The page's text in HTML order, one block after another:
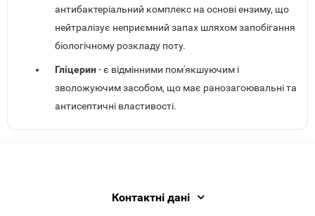
антибактеріальний комплекс на основі ензиму, що
нейтралізує неприємний запах шляхом запобігання
біологічному розкладу поту.
Гліцерин- є відмінними пом'якшуючим і
зволожуючим засобом, що має ранозагоювальні та
антисептичні властивості.
Контактні дані